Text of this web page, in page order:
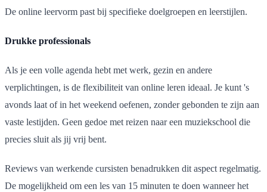
De online leervorm past bij specifieke doelgroepen en leerstijlen.
Drukke professionals
Als je een volle agenda hebt met werk, gezin en andere
verplichtingen, is de flexibiliteit van online leren ideaal. Je kunt 's
avonds laat of in het weekend oefenen, zonder gebonden te zijn aan
vaste lestijden. Geen gedoe met reizen naar een muziekschool die
precies sluit als jij vrij bent.
Reviews van werkende cursisten benadrukken dit aspect regelmatig.
De mogelijkheid om een les van 15 minuten te doen wanneer het